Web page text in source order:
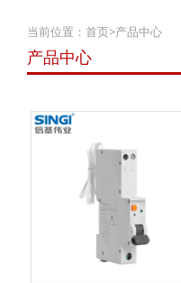
当前位置： 首页>产品中心
产品中心